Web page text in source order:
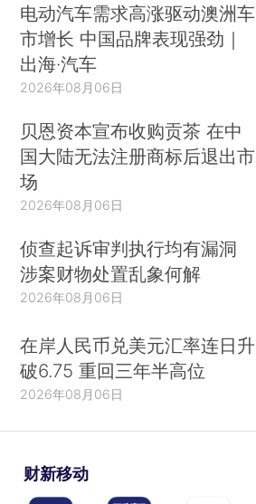
电动汽车需求高涨驱动澳洲车
市增长 中国品牌表现强劲｜
出海·汽车
2026年08月06日
贝恩资本宣布收购贡茶 在中
国大陆无法注册商标后退出市
场
2026年08月06日
侦查起诉审判执行均有漏洞
涉案财物处置乱象何解
2026年08月06日
在岸人民币兑美元汇率连日升
破6.75 重回三年半高位
2026年08月06日
财新移动